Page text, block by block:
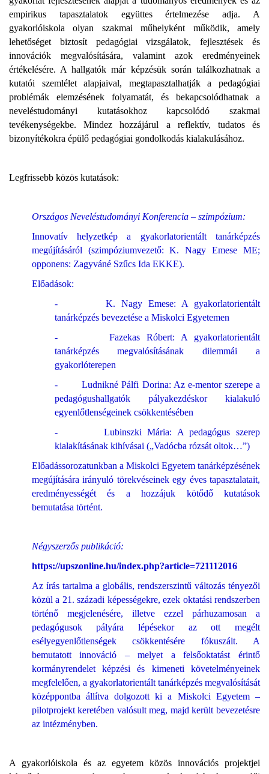
empirikus tapasztalatok együttes értelmezése adja. A
gyakorlóiskola olyan szakmai műhelyként működik, amely
lehetőséget biztosít pedagógiai vizsgálatok, fejlesztések és
innovációk megvalósítására, valamint azok eredményeinek
értékelésére. A hallgatók már képzésük során találkozhatnak a
kutatói szemlélet alapjaival, megtapasztalhatják a pedagógiai
problémák elemzésének folyamatát, és bekapcsolódhatnak a
neveléstudományi kutatásokhoz kapcsolódó szakmai
tevékenységekbe. Mindez hozzájárul a reflektív, tudatos és
bizonyítékokra épülő pedagógiai gondolkodás kialakulásához.
Legfrissebb közös kutatások:
Országos Neveléstudományi Konferencia – szimpózium:
Innovatív helyzetkép a gyakorlatorientált tanárképzés
megújításáról (szimpóziumvezető: K. Nagy Emese ME;
opponens: Zagyváné Szűcs Ida EKKE).
Előadások:
- K. Nagy Emese: A gyakorlatorientált
tanárképzés bevezetése a Miskolci Egyetemen
- Fazekas Róbert: A gyakorlatorientált
tanárképzés megvalósításának dilemmái a
gyakorlóterepen
- Ludnikné Pálfi Dorina: Az e-mentor szerepe a
pedagógushallgatók pályakezdéskor kialakuló
egyenlőtlenségeinek csökkentésében
- Lubinszki Mária: A pedagógus szerep
kialakításának kihívásai („Vadócba rózsát oltok…”)
Előadássorozatunkban a Miskolci Egyetem tanárképzésének
megújítására irányuló törekvéseinek egy éves tapasztalatait,
eredményességét és a hozzájuk kötődő kutatások
bemutatása történt.
Négyszerzős publikáció:
https://upszonline.hu/index.php?article=721112016
Az írás tartalma a globális, rendszerszintű változás tényezői
közül a 21. századi képességekre, ezek oktatási rendszerben
történő megjelenésére, illetve ezzel párhuzamosan a
pedagógusok pályára lépésekor az ott megélt
esélyegyenlőtlenségek csökkentésére fókuszált. A
bemutatott innováció – melyet a felsőoktatást érintő
kormányrendelet képzési és kimeneti követelményeinek
megfelelően, a gyakorlatorientált tanárképzés megvalósítását
középpontba állítva dolgozott ki a Miskolci Egyetem –
pilotprojekt keretében valósult meg, majd került bevezetésre
az intézményben.
A gyakorlóiskola és az egyetem közös innovációs projektjei